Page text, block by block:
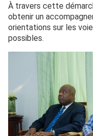
À travers cette
obtenir un
orientations sur les
possibles.